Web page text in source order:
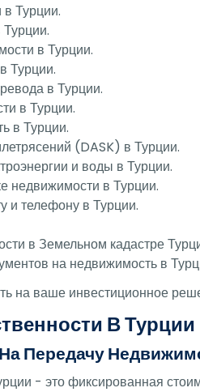
в Турции.
в Турции.
Турции.
в Турции.
в Турции.
в Турции.
(DASK) в Турции.
и воды в Турции.
недвижимости в Турции.
и телефону в Турции.
в Земельном кадастре
на недвижимость в
на ваше инвестиционное
В Турции
Передачу
- это фиксированная